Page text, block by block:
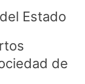
Estado
de